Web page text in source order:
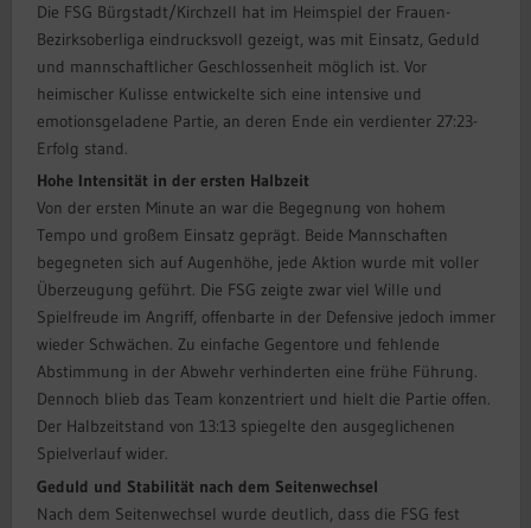
Die FSG Bürgstadt/Kirchzell hat im Heimspiel der Frauen-
Bezirksoberliga eindrucksvoll gezeigt, was mit Einsatz, Geduld
und mannschaftlicher Geschlossenheit möglich ist. Vor
heimischer Kulisse entwickelte sich eine intensive und
emotionsgeladene Partie, an deren Ende ein verdienter 27:23-
Erfolg stand.
Hohe Intensität in der ersten Halbzeit
Von der ersten Minute an war die Begegnung von hohem
Tempo und großem Einsatz geprägt. Beide Mannschaften
begegneten sich auf Augenhöhe, jede Aktion wurde mit voller
Überzeugung geführt. Die FSG zeigte zwar viel Wille und
Spielfreude im Angriff, offenbarte in der Defensive jedoch immer
wieder Schwächen. Zu einfache Gegentore und fehlende
Abstimmung in der Abwehr verhinderten eine frühe Führung.
Dennoch blieb das Team konzentriert und hielt die Partie offen.
Der Halbzeitstand von 13:13 spiegelte den ausgeglichenen
Spielverlauf wider.
Geduld und Stabilität nach dem Seitenwechsel
Nach dem Seitenwechsel wurde deutlich, dass die FSG fest